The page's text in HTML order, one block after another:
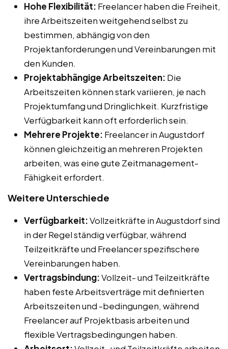
Hohe Flexibilität: Freelancer haben die Freiheit,
ihre Arbeitszeiten weitgehend selbst zu
bestimmen, abhängig von den
Projektanforderungen und Vereinbarungen mit
den Kunden.
Projektabhängige Arbeitszeiten: Die
Arbeitszeiten können stark variieren, je nach
Projektumfang und Dringlichkeit. Kurzfristige
Verfügbarkeit kann oft erforderlich sein.
Mehrere Projekte: Freelancer in Augustdorf
können gleichzeitig an mehreren Projekten
arbeiten, was eine gute Zeitmanagement-
Fähigkeit erfordert.
Weitere Unterschiede
Verfügbarkeit:Vollzeitkräfte in Augustdorf sind
in der Regel ständig verfügbar, während
Teilzeitkräfte und Freelancer spezifischere
Vereinbarungen haben.
Vertragsbindung:Vollzeit- und Teilzeitkräfte
haben feste Arbeitsverträge mit definierten
Arbeitszeiten und -bedingungen, während
Freelancer auf Projektbasis arbeiten und
flexible Vertragsbedingungen haben.